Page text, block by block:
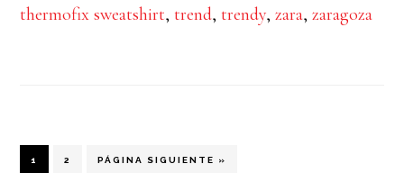
thermofix sweatshirt, trend, trendy,zara,zaragoza
PÁGINA
1 PÁGINA
2
IR
PÁGINA SIGUIENTE »